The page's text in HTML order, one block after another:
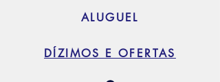
ALUGUEL
DÍZIMOS E OFERTAS